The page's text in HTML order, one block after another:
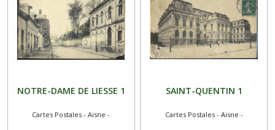
NOTRE-DAME DE LIESSE 1
Cartes Postales - Aisne -
SAINT-QUENTIN 1
Cartes Postales - Aisne -